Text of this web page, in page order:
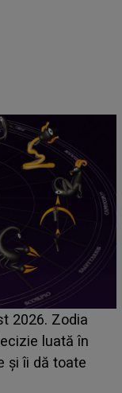
până
din Casa Iubirii
despre mama
pentru